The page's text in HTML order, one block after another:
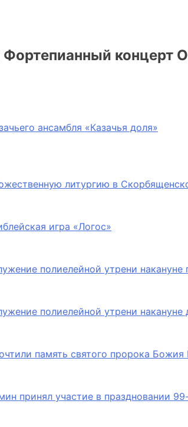
Фортепианный
ансамбля «Казачья доля»
литургию в
игра «Логос»
полиелейной утрени
полиелейной утрени
память святого пророка Божия
принял участие в праздновании